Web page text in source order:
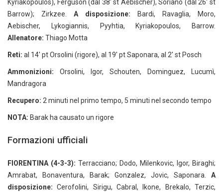
Kyriakopoulos), Ferguson (dal 38' st Aebischer), Soriano (dal 26' st
Barrow); Zirkzee. A disposizione: Bardi, Ravaglia, Moro,
Aebischer, Lykogiannis, Pyyhtia, Kyriakopoulos, Barrow.
Allenatore: Thiago Motta
Reti: al 14' pt Orsolini (rigore), al 19' pt Saponara, al 2' st Posch
Ammonizioni: Orsolini, Igor, Schouten, Dominguez, Lucumì,
Mandragora
Recupero: 2 minuti nel primo tempo, 5 minuti nel secondo tempo
NOTA: Barak ha causato un rigore
Formazioni ufficiali
FIORENTINA (4-3-3): Terracciano; Dodo, Milenkovic, Igor, Biraghi;
Amrabat, Bonaventura, Barak; Gonzalez, Jovic, Saponara. A
disposizione: Cerofolini, Sirigu, Cabral, Ikone, Brekalo, Terzic,